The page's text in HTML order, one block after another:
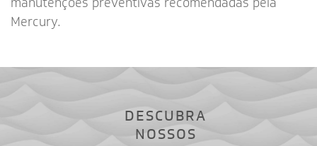
Mercury.
DESCUBRA
NOSSOS